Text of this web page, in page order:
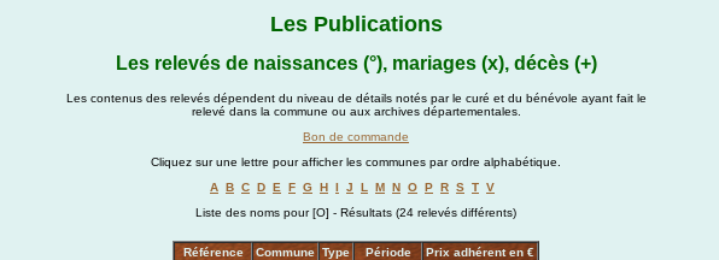
Les Publications
Les relevés de naissances (°), mariages (x), décès (+)
Les contenus des relevés dépendent du niveau de détails notés par le curé et du bénévole ayant fait le
relevé dans la commune ou aux archives départementales.
Bon de commande
Cliquez sur une lettre pour afficher les communes par ordre alphabétique.
A B C D E F G H I J L M N O P R S T V
Liste des noms pour [O] - Résultats (24 relevés différents)
Référence Commune Type Période
Prix adhérent en €